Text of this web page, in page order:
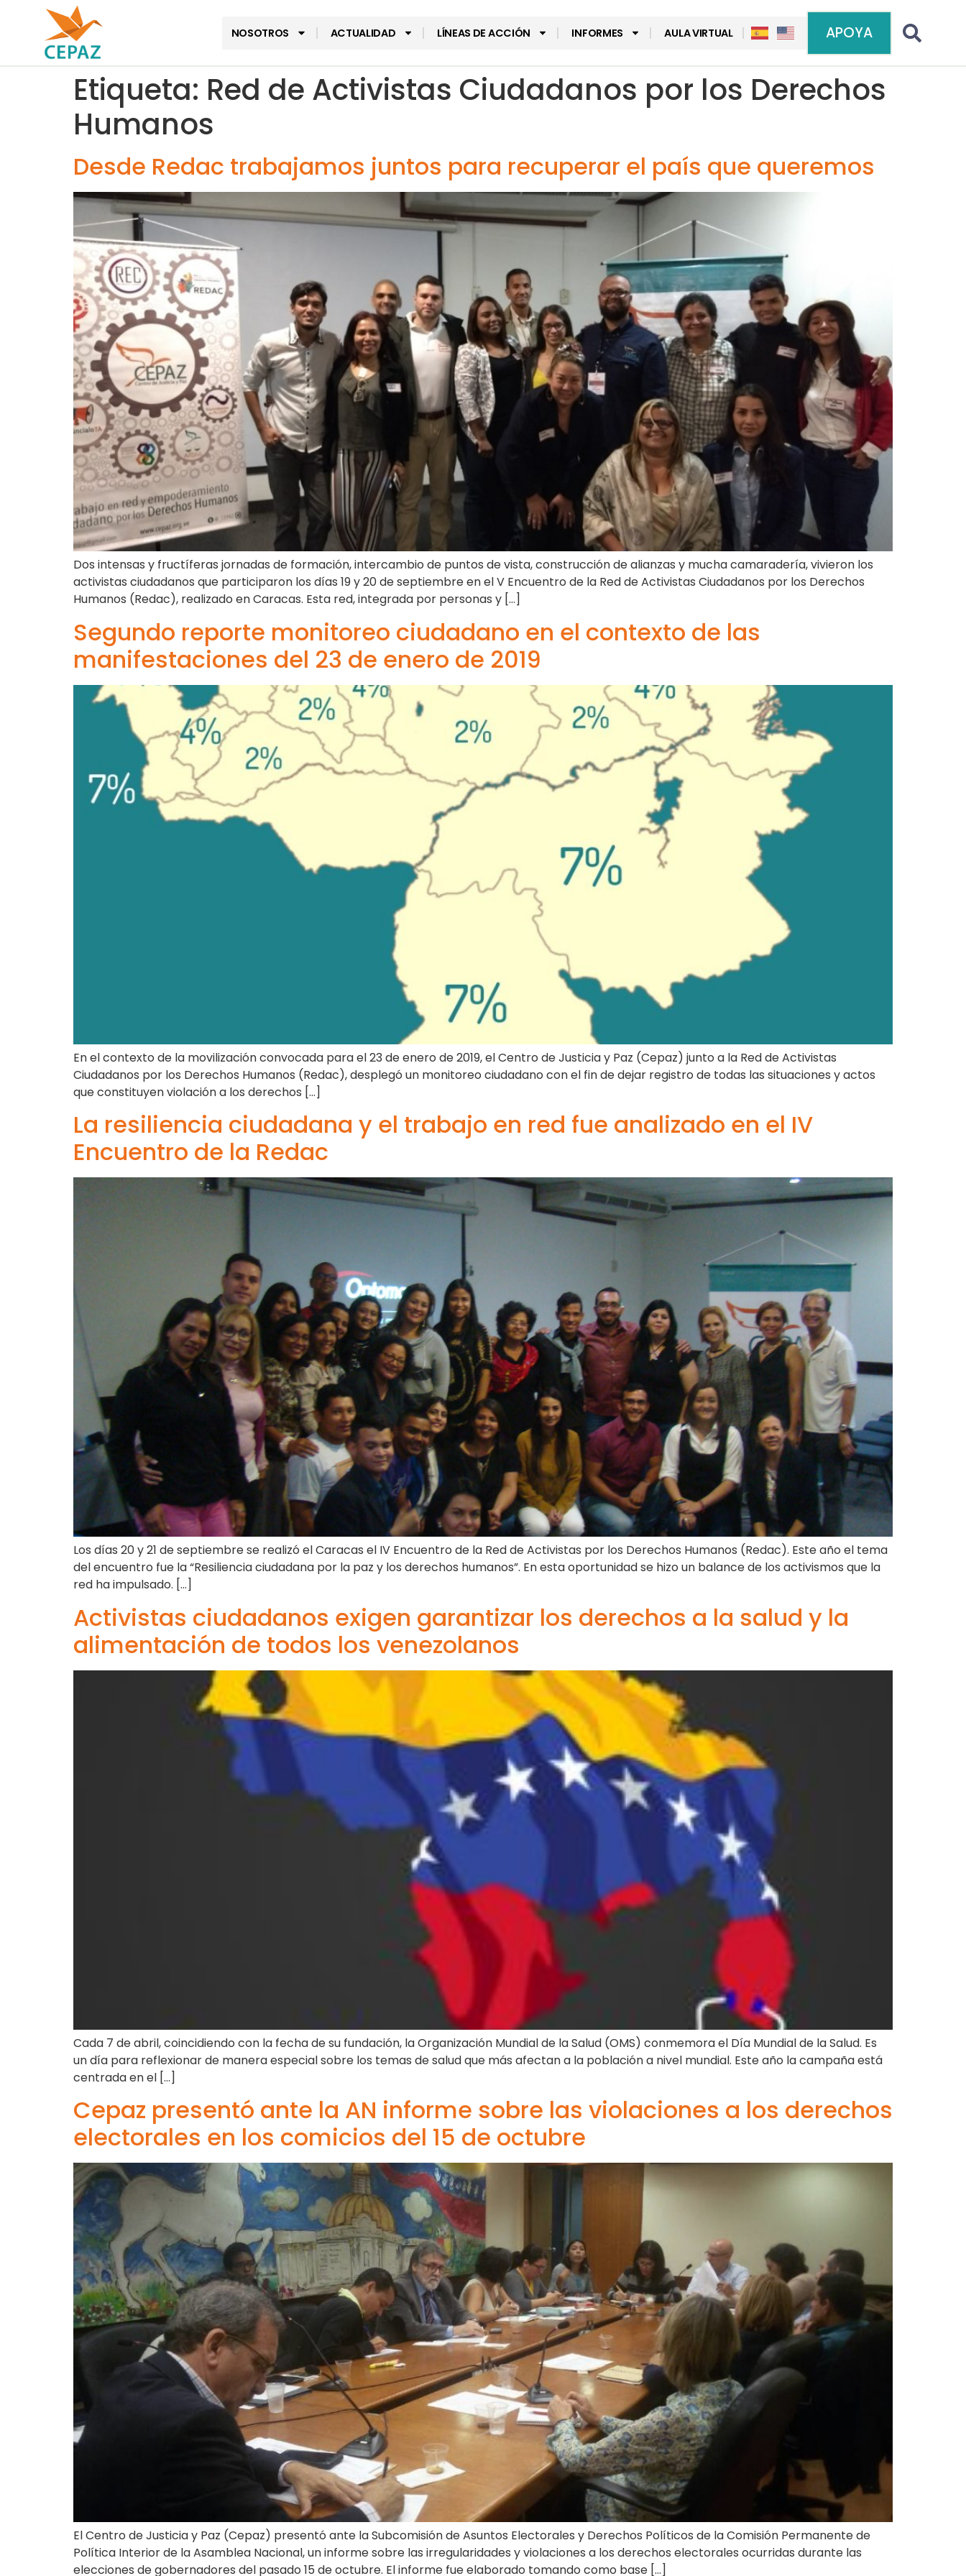
NOSOTROS ACTUALIDAD LÍNEAS DE ACCIÓN INFORMES AULA VIRTUAL APOYA
Etiqueta: Red de Activistas Ciudadanos por los Derechos
Humanos
Desde Redac trabajamos juntos para recuperar el país que queremos
Dos intensas y fructíferas jornadas de formación, intercambio de puntos de vista, construcción de alianzas y mucha camaradería, vivieron los
activistas ciudadanos que participaron los días 19 y 20 de septiembre en el V Encuentro de la Red de Activistas Ciudadanos por los Derechos
Humanos (Redac), realizado en Caracas. Esta red, integrada por personas y […]
Segundo reporte monitoreo ciudadano en el contexto de las
manifestaciones del 23 de enero de 2019
En el contexto de la movilización convocada para el 23 de enero de 2019, el Centro de Justicia y Paz (Cepaz) junto a la Red de Activistas
Ciudadanos por los Derechos Humanos (Redac), desplegó un monitoreo ciudadano con el fin de dejar registro de todas las situaciones y actos
que constituyen violación a los derechos […]
La resiliencia ciudadana y el trabajo en red fue analizado en el IV
Encuentro de la Redac
Los días 20 y 21 de septiembre se realizó el Caracas el IV Encuentro de la Red de Activistas por los Derechos Humanos (Redac). Este año el tema
del encuentro fue la “Resiliencia ciudadana por la paz y los derechos humanos”. En esta oportunidad se hizo un balance de los activismos que la
red ha impulsado. […]
Activistas ciudadanos exigen garantizar los derechos a la salud y la
alimentación de todos los venezolanos
Cada 7 de abril, coincidiendo con la fecha de su fundación, la Organización Mundial de la Salud (OMS) conmemora el Día Mundial de la Salud. Es
un día para reflexionar de manera especial sobre los temas de salud que más afectan a la población a nivel mundial. Este año la campaña está
centrada en el […]
Cepaz presentó ante la AN informe sobre las violaciones a los derechos
electorales en los comicios del 15 de octubre
El Centro de Justicia y Paz (Cepaz) presentó ante la Subcomisión de Asuntos Electorales y Derechos Políticos de la Comisión Permanente de
Política Interior de la Asamblea Nacional, un informe sobre las irregularidades y violaciones a los derechos electorales ocurridas durante las
elecciones de gobernadores del pasado 15 de octubre. El informe fue elaborado tomando como base […]